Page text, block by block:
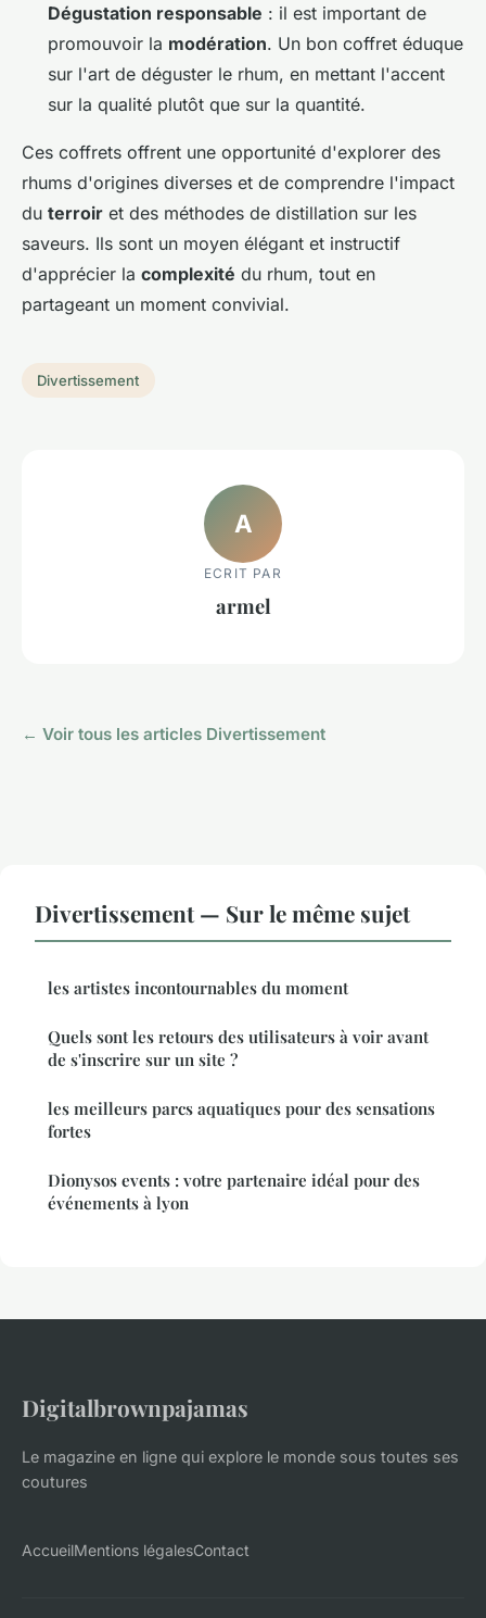
Dégustation responsable : il est important de
promouvoir la modération. Un bon coffret éduque
sur l'art de déguster le rhum, en mettant l'accent
sur la qualité plutôt que sur la quantité.
Ces coffrets offrent une opportunité d'explorer des
rhums d'origines diverses et de comprendre l'impact
du terroir et des méthodes de distillation sur les
saveurs. Ils sont un moyen élégant et instructif
d'apprécier la complexité du rhum, tout en
partageant un moment convivial.
Divertissement
A
ECRIT PAR
armel
← Voir tous les articles Divertissement
Divertissement — Sur le même sujet
les artistes incontournables du moment
Quels sont les retours des utilisateurs à voir avant
de s'inscrire sur un site ?
les meilleurs parcs aquatiques pour des sensations
fortes
Dionysos events : votre partenaire idéal pour des
événements à lyon
Digitalbrownpajamas
Le magazine en ligne qui explore le monde sous toutes ses
coutures
AccueilMentions légalesContact